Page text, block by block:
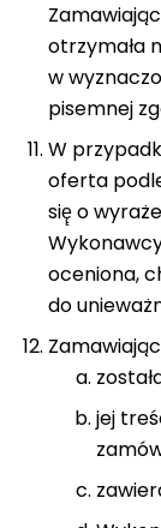
otrzymała
w
pisemnej
W
oferta
się̨ o
oceniona,
do
jej